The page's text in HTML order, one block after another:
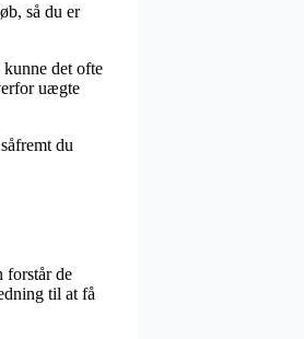
så du er
det ofte
uægte
du
forstår de
til at få